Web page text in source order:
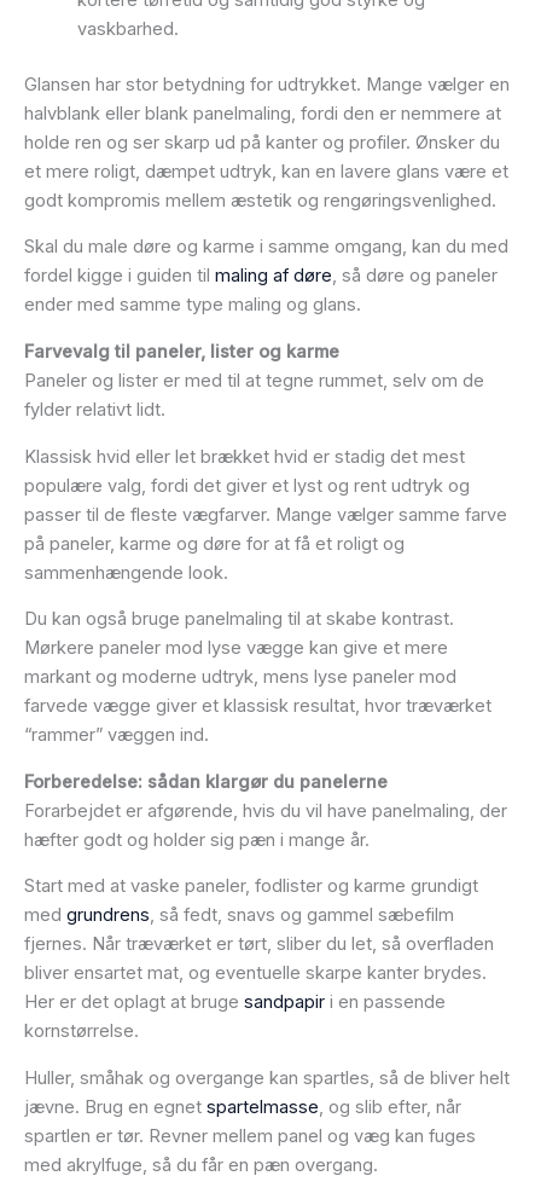
vaskbarhed.
Glansen har stor betydning for udtrykket. Mange vælger en
halvblank eller blank panelmaling, fordi den er nemmere at
holde ren og ser skarp ud på kanter og profiler. Ønsker du
et mere roligt, dæmpet udtryk, kan en lavere glans være et
godt kompromis mellem æstetik og rengøringsvenlighed.
Skal du male døre og karme i samme omgang, kan du med
fordel kigge i guiden til maling af døre, så døre og paneler
ender med samme type maling og glans.
Farvevalg til paneler, lister og karme
Paneler og lister er med til at tegne rummet, selv om de
fylder relativt lidt.
Klassisk hvid eller let brækket hvid er stadig det mest
populære valg, fordi det giver et lyst og rent udtryk og
passer til de fleste vægfarver. Mange vælger samme farve
på paneler, karme og døre for at få et roligt og
sammenhængende look.
Du kan også bruge panelmaling til at skabe kontrast.
Mørkere paneler mod lyse vægge kan give et mere
markant og moderne udtryk, mens lyse paneler mod
farvede vægge giver et klassisk resultat, hvor træværket
“rammer” væggen ind.
Forberedelse: sådan klargør du panelerne
Forarbejdet er afgørende, hvis du vil have panelmaling, der
hæfter godt og holder sig pæn i mange år.
Start med at vaske paneler, fodlister og karme grundigt
med grundrens, så fedt, snavs og gammel sæbefilm
fjernes. Når træværket er tørt, sliber du let, så overfladen
bliver ensartet mat, og eventuelle skarpe kanter brydes.
Her er det oplagt at bruge sandpapir i en passende
kornstørrelse.
Huller, småhak og overgange kan spartles, så de bliver helt
jævne. Brug en egnet spartelmasse, og slib efter, når
spartlen er tør. Revner mellem panel og væg kan fuges
med akrylfuge, så du får en pæn overgang.